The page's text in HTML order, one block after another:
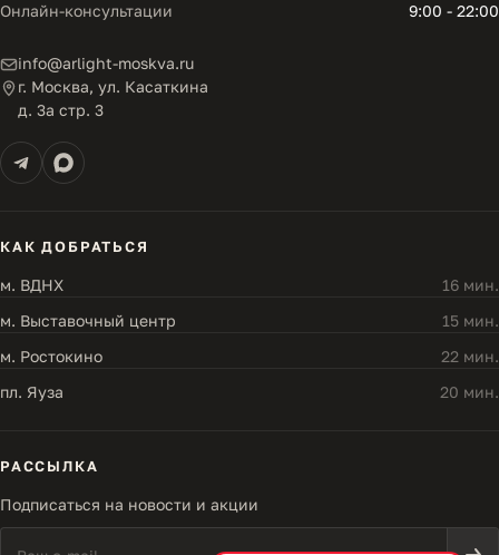
Онлайн-консультации 9:00 - 22:00
info@arlight-moskva.ru
г. Москва, ул. Касаткина
д. 3а стр. 3
КАК ДОБРАТЬСЯ
м. ВДНХ
16 мин.
м. Выставочный центр
15 мин.
м. Ростокино
22 мин.
пл. Яуза
20 мин.
РАССЫЛКА
Подписаться на новости и акции